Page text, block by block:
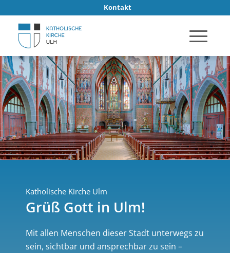
Kontakt
Katholische Kirche Ulm
Grüß Gott in Ulm!
Mit allen Menschen dieser Stadt unterwegs zu
sein, sichtbar und ansprechbar zu sein –